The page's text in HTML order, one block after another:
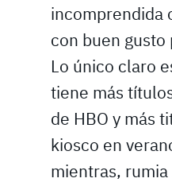
incomprendida
con buen gusto
Lo único claro
tiene más
de HBO y más
kiosco en
mientras,